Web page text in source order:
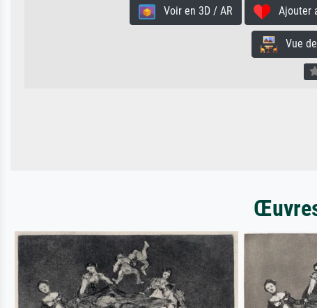
Voir en 3D / AR Ajouter
Vue de